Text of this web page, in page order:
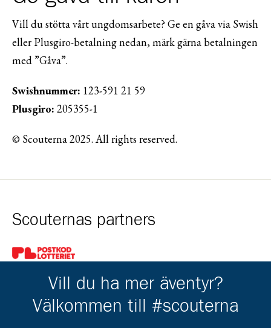
Vill du stötta vårt ungdomsarbete? Ge en gåva via Swish
eller Plusgiro-betalning nedan, märk gärna betalningen
med ”Gåva”.
Swishnummer: 123-591 21 59
Plusgiro: 205355-1
© Scouterna 2025. All rights reserved.
Scouternas partners
Gå till pl_50
Vill du ha mer äventyr?
Välkommen till #scouterna